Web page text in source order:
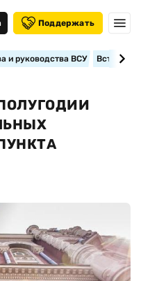
Поддержать
и руководства ВСУ